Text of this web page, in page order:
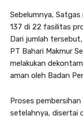
Sebelumnya,
137 di 22 fasilitas
Dari jumlah
PT Bahari Makmur
melakukan
aman oleh Badan
Proses
setelahnya, disertai